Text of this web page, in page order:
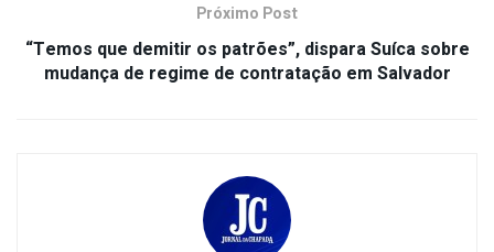
Próximo Post
“Temos que demitir os patrões”, dispara Suíca sobre
mudança de regime de contratação em Salvador